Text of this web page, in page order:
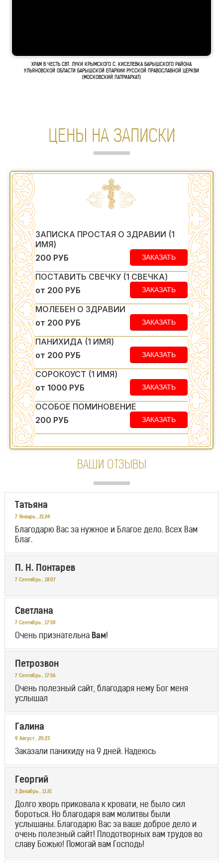
ХРАМ В ЧЕСТЬ СВТ. ЛУКИ КРЫМСКОГО С. КИСЕЛЕВКА БАРЫШСКОГО РАЙОНА
УЛЬЯНОВСКОЙ ОБЛАСТИ БАРЫШСКОЙ ЕПАРХИИ РУССКОЙ ПРАВОСЛАВНОЙ ЦЕРКВИ
(МОСКОВСКИЙ ПАТРИАРХАТ)
ЦЕНЫ НА ЗАПИСКИ
ЗАПИСКА ПРОСТАЯ О ЗДРАВИИ (1
ИМЯ)
200 РУБ
ЗАКАЗАТЬ
ПОСТАВИТЬ СВЕЧКУ (1 СВЕЧКА)
от 200 РУБ
ЗАКАЗАТЬ
МОЛЕБЕН О ЗДРАВИИ
от 200 РУБ
ЗАКАЗАТЬ
ПАНИХИДА (1 ИМЯ)
от 200 РУБ
ЗАКАЗАТЬ
СОРОКОУСТ (1 ИМЯ)
от 1000 РУБ
ЗАКАЗАТЬ
ОСОБОЕ ПОМИНОВЕНИЕ
200 РУБ
ЗАКАЗАТЬ
ВАШИ ОТЗЫВЫ
Татьяна
7 Январь , 21:24
Благодарю Вас за нужное и Благое дело. Всех Вам
Благ.
П. Н. Понтарев
7 Сентябрь , 18:07
Светлана
7 Сентябрь , 17:59
Очень признательна Вам!
Петрозвон
7 Сентябрь , 17:56
Очень полезный сайт, благодаря нему Бог меня
услышал
Галина
9 Август , 20:23
Заказали панихиду на 9 дней. Надеюсь
Георгий
3 Декабрь , 11:21
Долго хворь приковала к кровати, не было сил
бороться. Но благодаря вам молитвы были
услышаны. Благодарю Вас за ваше доброе дело и
очень полезный сайт! Плодотворных вам трудов во
славу Божью! Помогай вам Господь!